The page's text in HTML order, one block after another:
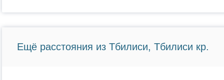
Ещё расстояния из Тбилиси, Тбилиси кр.